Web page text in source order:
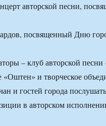
авторской песни,
– клуб авторской песни
«Оштен» и творческое
и гостей города
в авторском